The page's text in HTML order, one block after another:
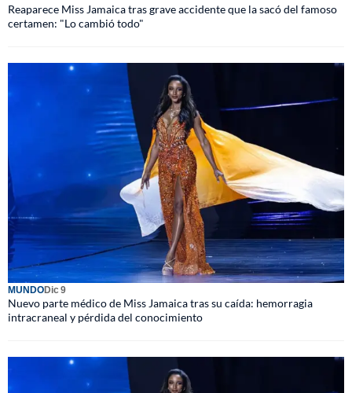
Reaparece Miss Jamaica tras grave accidente que la sacó del famoso
certamen: "Lo cambió todo"
MUNDODic 9
Nuevo parte médico de Miss Jamaica tras su caída: hemorragia
intracraneal y pérdida del conocimiento